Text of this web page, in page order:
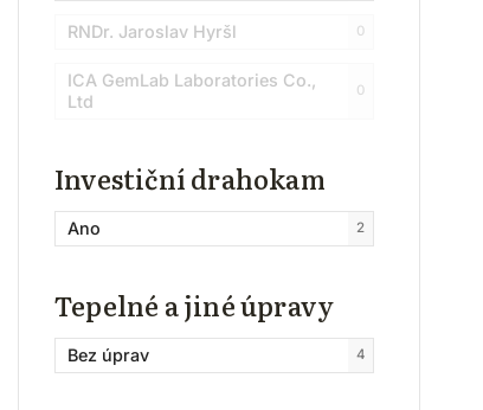
RNDr. Jaroslav Hyršl 0
ICA GemLab Laboratories Co.,
Ltd
0
Investiční drahokam
Ano 2
Tepelné a jiné úpravy
Bez úprav 4